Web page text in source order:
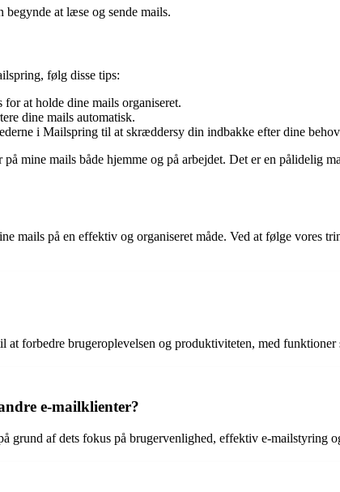
at læse og sende mails.
følg disse tips:
for at holde dine mails organiseret.
dine mails automatisk.
i Mailspring til at skræddersy din indbakke efter dine
mine mails både hjemme og på arbejdet. Det er en pålidelig
mails på en effektiv og organiseret måde. Ved at følge vores
forbedre brugeroplevelsen og produktiviteten, med
e-mailklienter?
grund af dets fokus på brugervenlighed, effektiv e-mailstyring